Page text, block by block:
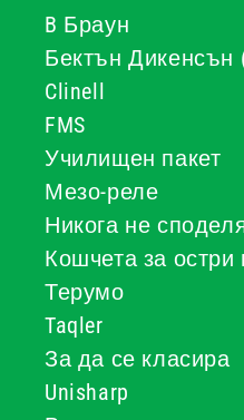
B Браун
Бектън Дикенсън
Clinell
FMS
Училищен пакет
Мезо-реле
Никога не
Кошчета за остри
Терумо
Taqler
За да се класира
Unisharp